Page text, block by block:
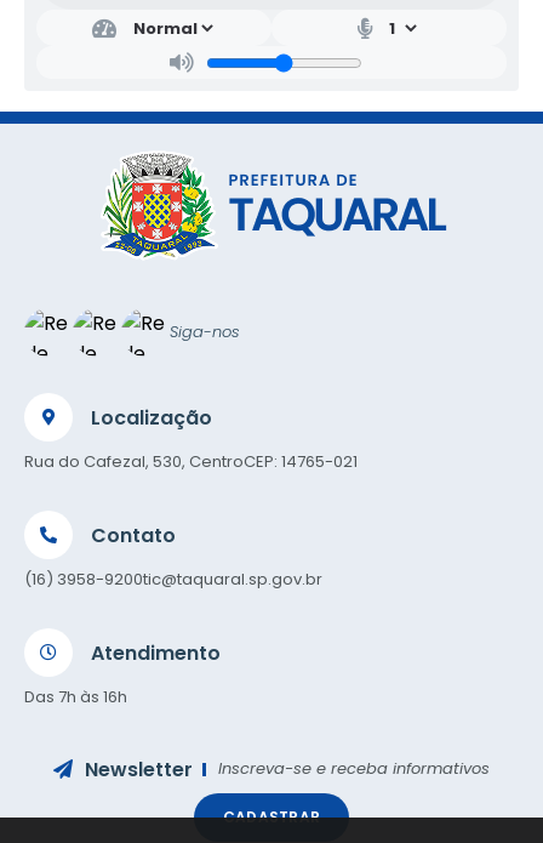
Siga-nos
Localização
Rua do Cafezal, 530, CentroCEP: 14765-021
Contato
(16) 3958-9200tic@taquaral.sp.gov.br
Atendimento
Das 7h às 16h
Newsletter Inscreva-se e receba informativos
CADASTRAR